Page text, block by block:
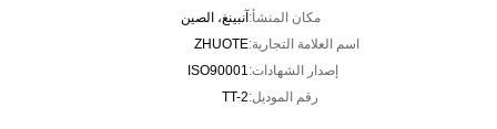
مكان المنشأ:آنبينغ، الصين
اسم العلامة التجارية:ZHUOTE
إصدار الشهادات:ISO90001
رقم الموديل:TT-2